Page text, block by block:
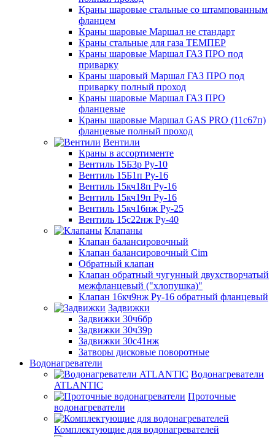
Краны шаровые стальные со штампованным
фланцем
Краны шаровые Маршал не стандарт
Краны стальные для газа ТЕМПЕР
Краны шаровые Маршал ГАЗ ПРО под
приварку
Краны шаровый Маршал ГАЗ ПРО под
приварку полный проход
Краны шаровые Маршал ГАЗ ПРО
фланцевые
Краны шаровые Маршал GAS PRO (11с67п)
фланцевые полный проход
Вентили
Краны в ассортименте
Вентиль 15Б3р Ру-10
Вентиль 15Б1п Ру-16
Вентиль 15кч18п Ру-16
Вентиль 15кч19п Ру-16
Вентиль 15кч16нж Ру-25
Вентиль 15с22нж Ру-40
Клапаны
Клапан балансировочный
Клапан балансировочный Cim
Обратный клапан
Клапан обратный чугунный двухстворчатый
межфланцевый ("хлопушка)"
Клапан 16кч9нж Ру-16 обратный фланцевый
Задвижки
Задвижки 30ч6бр
Задвижки 30ч39р
Задвижки 30с41нж
Затворы дисковые поворотные
Водонагреватели
Водонагреватели
ATLANTIC
Проточные
водонагреватели
Комплектующие для водонагревателей